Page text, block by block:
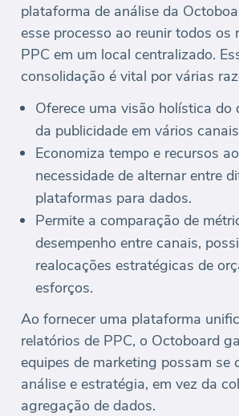
plataforma de análise da
esse processo ao reunir todos os
PPC em um local centralizado.
consolidação é vital por várias
Oferece uma visão holística do
da publicidade em vários
Economiza tempo e recursos
necessidade de alternar entre
plataformas para dados.
Permite a comparação de
desempenho entre canais,
realocações estratégicas de
esforços.
Ao fornecer uma plataforma
relatórios de PPC, o Octoboard
equipes de marketing possam se
análise e estratégia, em vez da
agregação de dados.